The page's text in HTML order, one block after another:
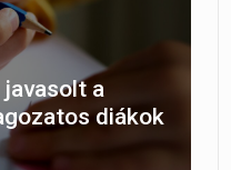
a
diákok